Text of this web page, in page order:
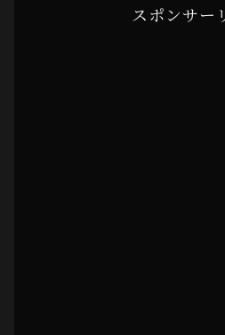
スポンサー